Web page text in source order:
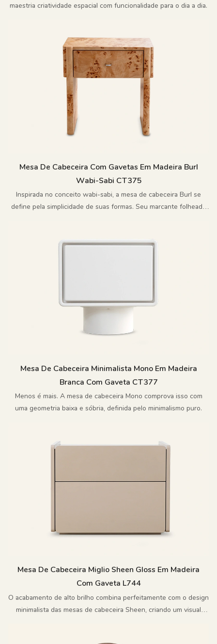
maestria criatividade espacial com funcionalidade para o dia a dia.
Mesa De Cabeceira Com Gavetas Em Madeira Burl
Wabi-Sabi CT375
Inspirada no conceito wabi-sabi, a mesa de cabeceira Burl se
define pela simplicidade de suas formas. Seu marcante folheado
Mesa De Cabeceira Minimalista Mono Em Madeira
Branca Com Gaveta CT377
Menos é mais. A mesa de cabeceira Mono comprova isso com
uma geometria baixa e sóbria, definida pelo minimalismo puro.
Mesa De Cabeceira Miglio Sheen Gloss Em Madeira
Com Gaveta L744
O acabamento de alto brilho combina perfeitamente com o design
minimalista das mesas de cabeceira Sheen, criando um visual